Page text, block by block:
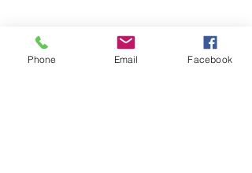
Phone Email Facebook